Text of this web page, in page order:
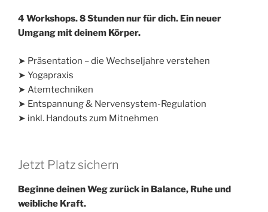
4 Workshops. 8 Stunden nur für dich. Ein neuer
Umgang mit deinem Körper.
➤ Präsentation – die Wechseljahre verstehen
➤ Yogapraxis
➤ Atemtechniken
➤ Entspannung & Nervensystem-Regulation
➤ inkl. Handouts zum Mitnehmen
Jetzt Platz sichern
Beginne deinen Weg zurück in Balance, Ruhe und
weibliche Kraft.